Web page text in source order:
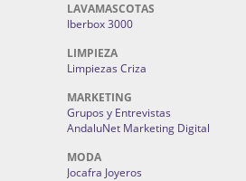
LAVAMASCOTAS
Iberbox 3000
LIMPIEZA
Limpiezas Criza
MARKETING
Grupos y Entrevistas
AndaluNet Marketing Digital
MODA
Jocafra Joyeros